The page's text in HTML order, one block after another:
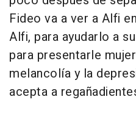
Fideo va a ver a Alfi
Alfi, para ayudarlo a
para presentarle
melancolía y la
acepta a